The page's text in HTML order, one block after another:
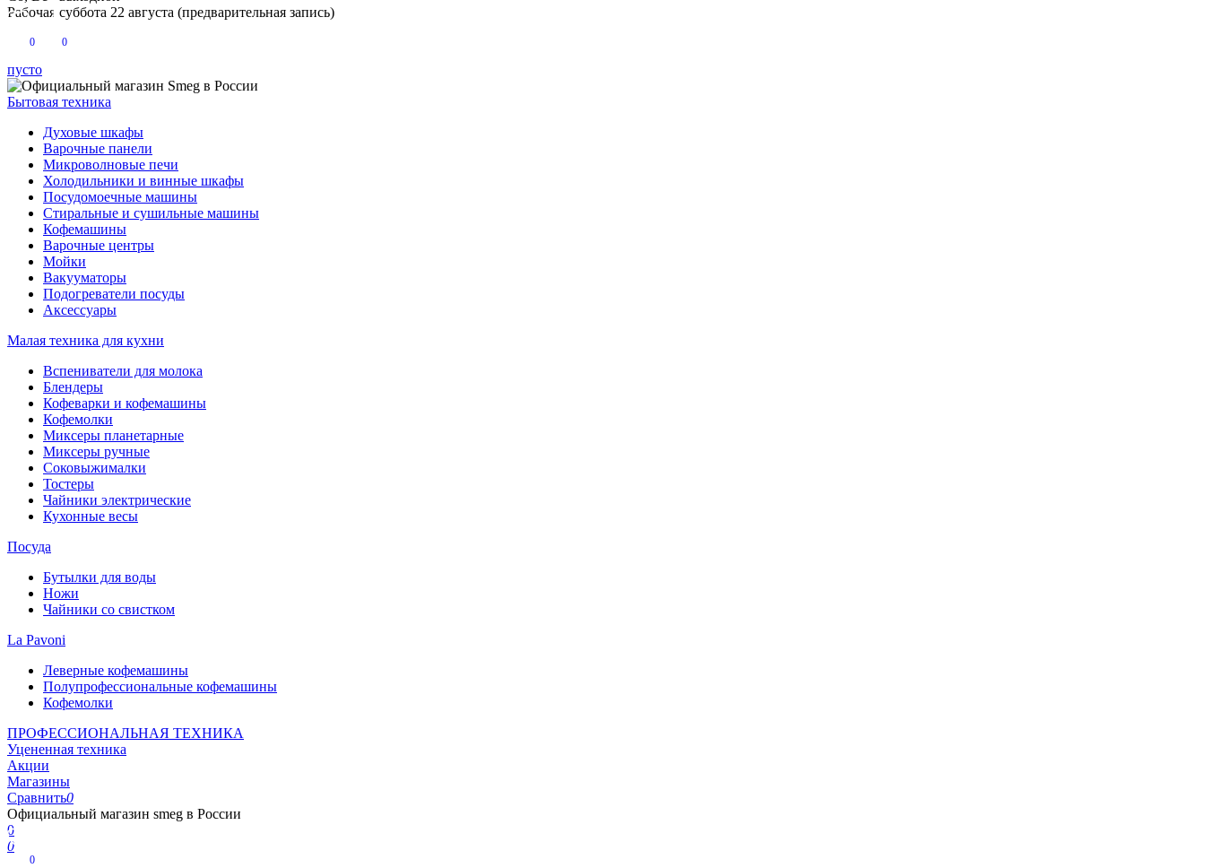
Рабочая суббота 22 августа (предварительная запись)
0 0
пусто
Бытовая техника
Духовые шкафы
Варочные панели
Микроволновые печи
Холодильники и винные шкафы
Посудомоечные машины
Стиральные и сушильные машины
Кофемашины
Варочные центры
Мойки
Вакууматоры
Подогреватели посуды
Аксессуары
Малая техника для кухни
Вспениватели для молока
Блендеры
Кофеварки и кофемашины
Кофемолки
Миксеры планетарные
Миксеры ручные
Соковыжималки
Тостеры
Чайники электрические
Кухонные весы
Посуда
Бутылки для воды
Ножи
Чайники со свистком
La Pavoni
Леверные кофемашины
Полупрофессиональные кофемашины
Кофемолки
ПРОФЕССИОНАЛЬНАЯ ТЕХНИКА
Уцененная техника
Акции
Магазины
Сравнить0
Официальный магазин smeg в России
0
0
0